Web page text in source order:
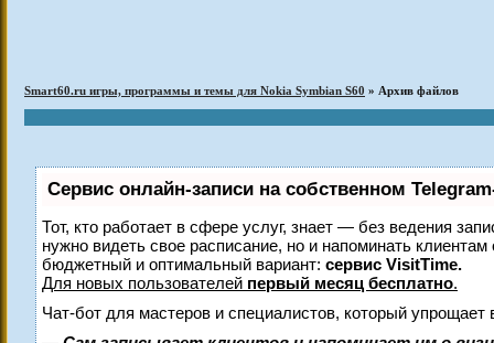
Smart60.ru игры, программы и темы для Nokia Symbian S60 » Архив файлов
Сервис онлайн-записи на собственном
Тот, кто работает в сфере услуг, знает — без ведения
нужно видеть свое расписание, но и напоминать
бюджетный и оптимальный вариант: сервис VisitTime.
Для новых пользователей первый месяц бесплатно.
Чат-бот для мастеров и специалистов, который упрощает